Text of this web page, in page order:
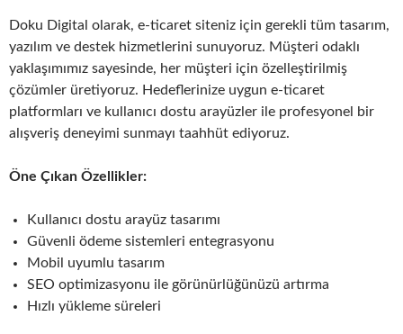
Doku Digital olarak, e-ticaret siteniz için gerekli tüm tasarım,
yazılım ve destek hizmetlerini sunuyoruz. Müşteri odaklı
yaklaşımımız sayesinde, her müşteri için özelleştirilmiş
çözümler üretiyoruz. Hedeflerinize uygun e-ticaret
platformları ve kullanıcı dostu arayüzler ile profesyonel bir
alışveriş deneyimi sunmayı taahhüt ediyoruz.
Öne Çıkan Özellikler:
Kullanıcı dostu arayüz tasarımı
Güvenli ödeme sistemleri entegrasyonu
Mobil uyumlu tasarım
SEO optimizasyonu ile görünürlüğünüzü artırma
Hızlı yükleme süreleri